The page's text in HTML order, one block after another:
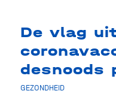
De vlag
desnoods
GEZONDHEID